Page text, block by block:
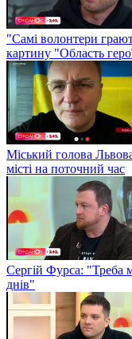
"Самі волонтери
картину "Область
Міський голова
місті на поточний час
Сергій Фурса: "Треба
днів"